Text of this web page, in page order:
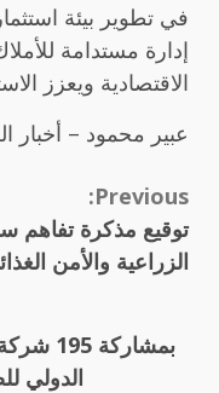
في تطوير بيئة
إدارة مستدامة
الاقتصادية ويعزز
عبير محمود – أخبار
Continue
Reading
Previous:
توقيع مذكرة تفاهم
الزراعية والأمن
الدولي